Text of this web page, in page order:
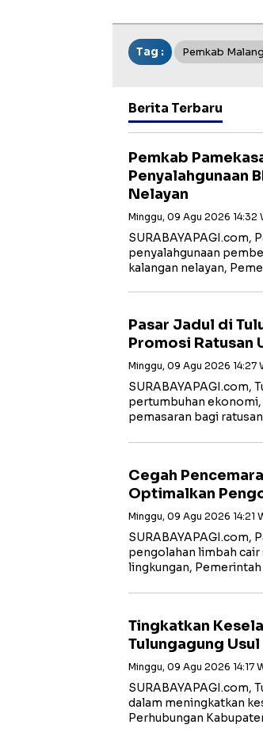
Tag : Pemkab Malang
Berita Terbaru
Pemkab
Penyalahgunaan
Nelayan
Minggu, 09 Agu 2026 14:32
SURABAYAPAGI.com,
penyalahgunaan
kalangan nelayan,
Pasar Jadul di
Promosi Ratusan
Minggu, 09 Agu 2026 14:27
SURABAYAPAGI.com,
pertumbuhan
pemasaran bagi
Cegah
Optimalkan
Minggu, 09 Agu 2026 14:21
SURABAYAPAGI.com,
pengolahan limbah
lingkungan,
Tingkatkan
Tulungagung
Minggu, 09 Agu 2026 14:17
SURABAYAPAGI.com,
dalam meningkatkan
Perhubungan